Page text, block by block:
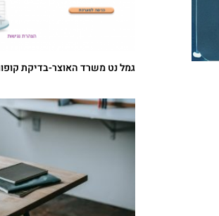
גמל נט משרד האוצר-בדיקת